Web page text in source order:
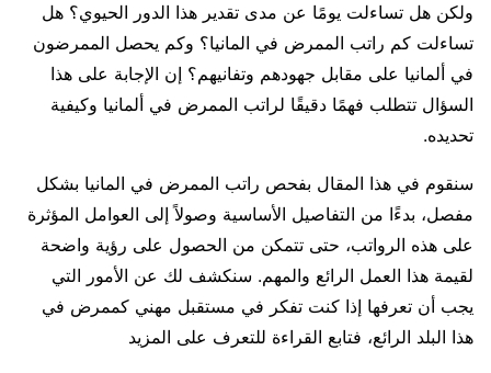
ولكن هل تساءلت يومًا عن مدى تقدير هذا الدور الحيوي؟ هل
تساءلت كم راتب الممرض في المانيا؟ وكم يحصل الممرضون
في ألمانيا على مقابل جهودهم وتفانيهم؟ إن الإجابة على هذا
السؤال تتطلب فهمًا دقيقًا لراتب الممرض في ألمانيا وكيفية
تحديده.
سنقوم في هذا المقال بفحص راتب الممرض في المانيا بشكل
مفصل، بدءًا من التفاصيل الأساسية وصولاً إلى العوامل المؤثرة
على هذه الرواتب، حتى تتمكن من الحصول على رؤية واضحة
لقيمة هذا العمل الرائع والمهم. سنكشف لك عن الأمور التي
يجب أن تعرفها إذا كنت تفكر في مستقبل مهني كممرض في
هذا البلد الرائع، فتابع القراءة للتعرف على المزيد